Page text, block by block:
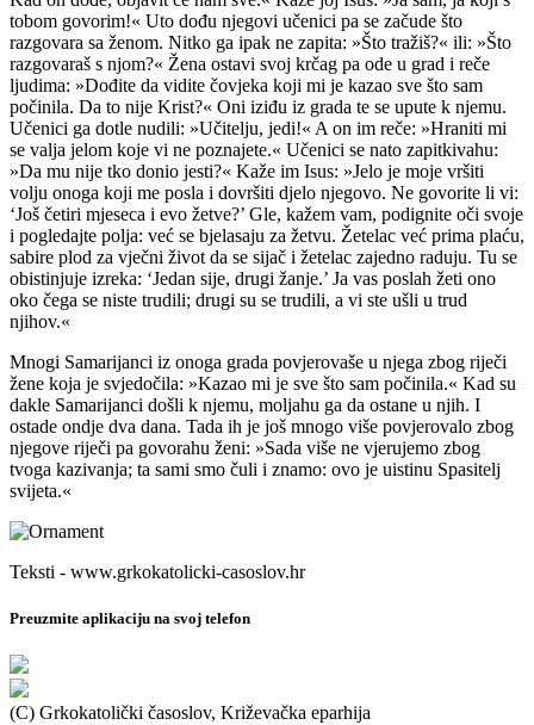
tobom govorim!« Uto dođu njegovi učenici pa se začude što
razgovara sa ženom. Nitko ga ipak ne zapita: »Što tražiš?« ili: »Što
razgovaraš s njom?« Žena ostavi svoj krčag pa ode u grad i reče
ljudima: »Dođite da vidite čovjeka koji mi je kazao sve što sam
počinila. Da to nije Krist?« Oni iziđu iz grada te se upute k njemu.
Učenici ga dotle nudili: »Učitelju, jedi!« A on im reče: »Hraniti mi
se valja jelom koje vi ne poznajete.« Učenici se nato zapitkivahu:
»Da mu nije tko donio jesti?« Kaže im Isus: »Jelo je moje vršiti
volju onoga koji me posla i dovršiti djelo njegovo. Ne govorite li vi:
‘Još četiri mjeseca i evo žetve?’ Gle, kažem vam, podignite oči svoje
i pogledajte polja: već se bjelasaju za žetvu. Žetelac već prima plaću,
sabire plod za vječni život da se sijač i žetelac zajedno raduju. Tu se
obistinjuje izreka: ‘Jedan sije, drugi žanje.’ Ja vas poslah žeti ono
oko čega se niste trudili; drugi su se trudili, a vi ste ušli u trud
njihov.«
Mnogi Samarijanci iz onoga grada povjerovaše u njega zbog riječi
žene koja je svjedočila: »Kazao mi je sve što sam počinila.« Kad su
dakle Samarijanci došli k njemu, moljahu ga da ostane u njih. I
ostade ondje dva dana. Tada ih je još mnogo više povjerovalo zbog
njegove riječi pa govorahu ženi: »Sada više ne vjerujemo zbog
tvoga kazivanja; ta sami smo čuli i znamo: ovo je uistinu Spasitelj
svijeta.«
Teksti - www.grkokatolicki-casoslov.hr
Preuzmite aplikaciju na svoj telefon
(C) Grkokatolički časoslov, Križevačka eparhija